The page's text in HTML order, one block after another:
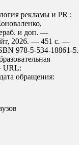
рекламы и PR :
и доп. —
2026. — 451 с. —
978-5-534-18861-5.
URL:
обращения: